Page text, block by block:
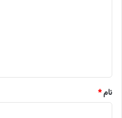
نام*